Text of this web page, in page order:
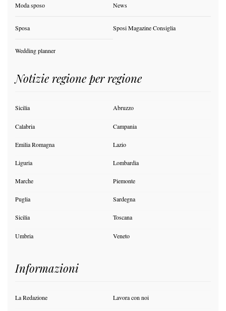
Moda sposo News
Sposa Sposi Magazine Consiglia
Wedding planner
Notizie regione per regione
Sicilia Abruzzo
Calabria Campania
Emilia Romagna Lazio
Liguria Lombardia
Marche Piemonte
Puglia Sardegna
Sicilia Toscana
Umbria Veneto
Informazioni
La Redazione Lavora con noi